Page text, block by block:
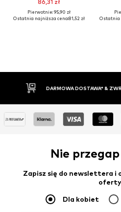
86,31 zł
Pierwotnie: 95,90 zł
Ostatnia najniższa cena:81,52 zł
Ostatnia
30 DNI NA
Nie
Zapisz się do newslettera i
oferty
Dla kobiet